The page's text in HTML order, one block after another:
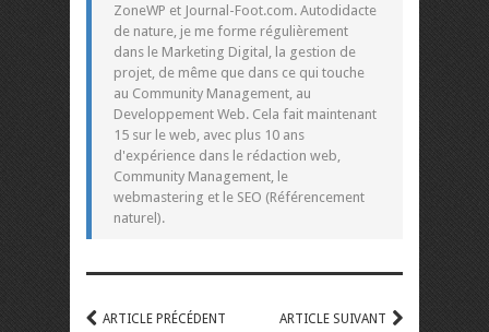
ZoneWP et Journal-Foot.com. Autodidacte
de nature, je me forme régulièrement
dans le Marketing Digital, la gestion de
projet, de même que dans ce qui touche
au Community Management, au
Developpement Web. Cela fait maintenant
15 sur le web, avec plus 10 ans
d'expérience dans le rédaction web,
Community Management, le
webmastering et le SEO (Référencement
naturel).
ARTICLE PRÉCÉDENT ARTICLE SUIVANT